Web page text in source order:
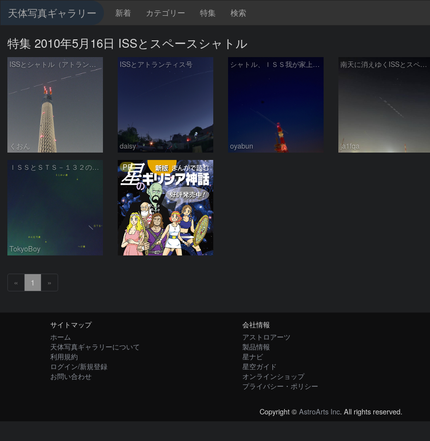
天体写真ギャラリー 新着 カテゴリー 特集 検索
特集 2010年5月16日 ISSとスペースシャトル
ISSとシャトル（アトランティス）のランデブー飛行
くおん
ISSとアトランティス号
daisy
シャトル、ＩＳＳ我が家上空でランデブー
oyabun
南天に消えゆくISSとスペースシャトル
ja1fqa
ＩＳＳとＳＴＳ－１３２の接近
TokyoBoy
PR
« 1 »
サイトマップ
ホーム
天体写真ギャラリーについて
利用規約
ログイン/新規登録
お問い合わせ
会社情報
アストロアーツ
製品情報
星ナビ
星空ガイド
オンラインショップ
プライバシー・ポリシー
Copyright ©AstroArts Inc. All rights reserved.